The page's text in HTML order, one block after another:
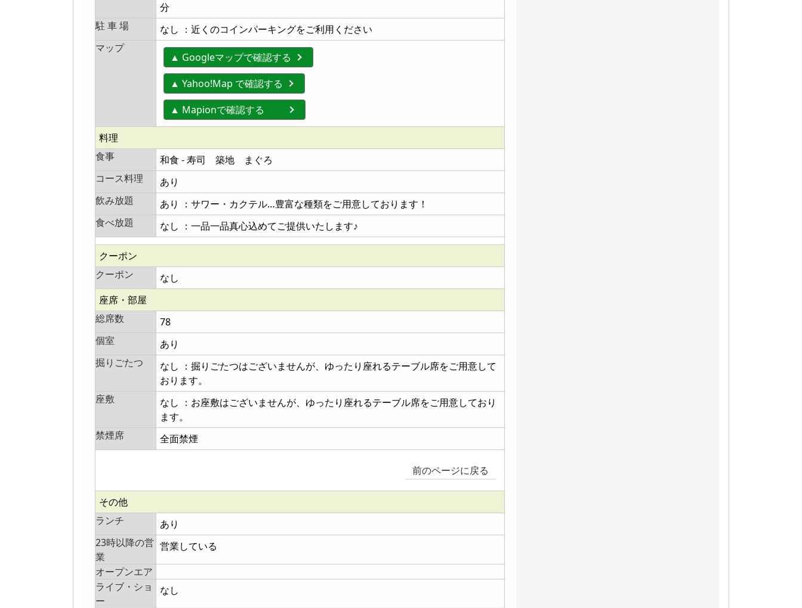
分
駐 車 場
なし ：近くのコインパーキングをご利用ください
マップ
▲ Googleマップで確認する
▲ Yahoo!Map で確認する
▲ Mapionで確認する
料理
食事
和食 - 寿司 築地 まぐろ
コース料理
あり
飲み放題
あり ：サワー・カクテル…豊富な種類をご用意しております！
食べ放題
なし ：一品一品真心込めてご提供いたします♪
クーポン
クーポン
なし
座席・部屋
総席数
78
個室
あり
掘りごたつ
なし ：掘りごたつはございませんが、ゆったり座れるテーブル席をご用意して
おります。
座敷
なし ：お座敷はございませんが、ゆったり座れるテーブル席をご用意しており
ます。
禁煙席
全面禁煙
前のページに戻る
その他
ランチ
あり
23時以降の営
業
営業している
オープンエア
ライブ・ショ
ー
なし